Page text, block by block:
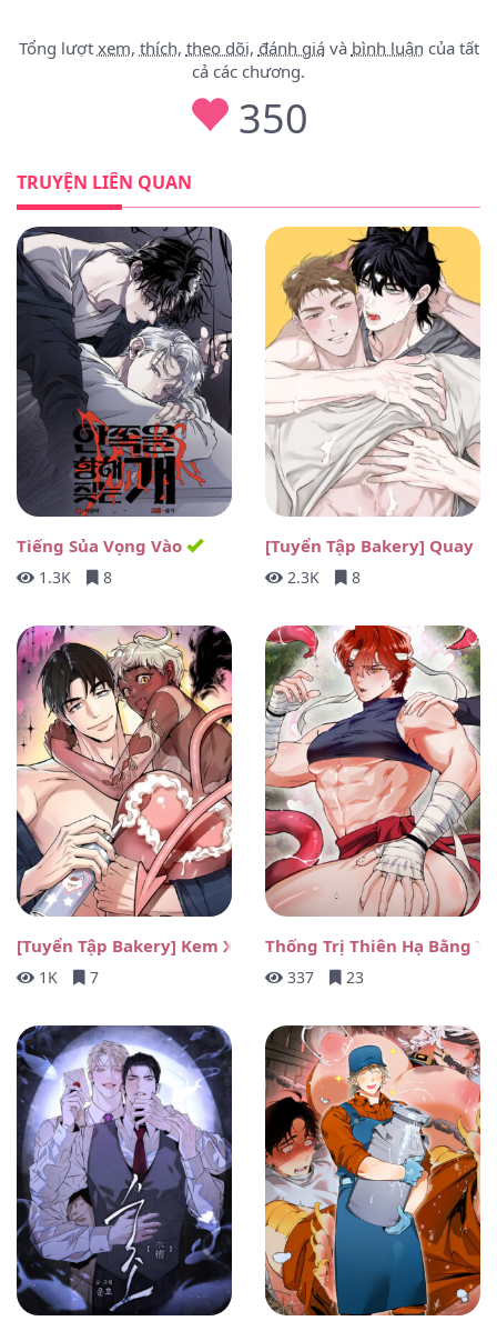
Pit A Pat – Chương 4
Pit A Pat – Chương 1
Tổng lượt xem, thích, theo dõi, đánh giávà bình luận của tất
cả các chương.
350
TRUYỆN LIÊN QUAN
Tiếng Sủa Vọng Vào
1.3K 8
[Tuyển Tập Bakery] Quay
2.3K 8
[Tuyển Tập Bakery] Kem Xịt Whipping
1K 7
Thống Trị Thiên Hạ Bằng
337 23